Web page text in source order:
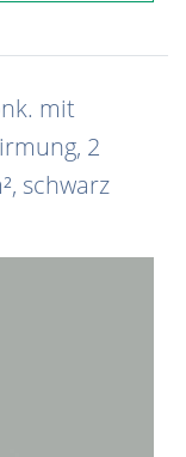
mit
2
schwarz